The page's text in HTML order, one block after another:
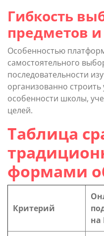
Гибкость
предметов
Особенностью
самостоятельного
последовательности
организованно
особенности школы,
целей.
Таблица
формами
Критерий
на